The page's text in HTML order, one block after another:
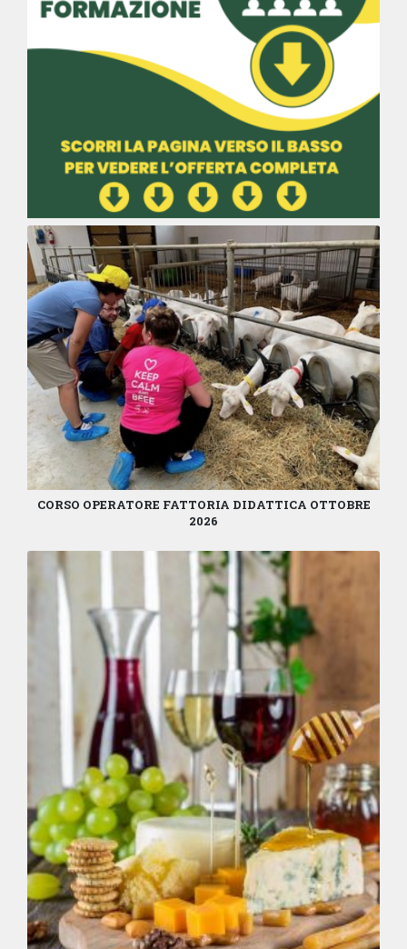
CORSO OPERATORE FATTORIA DIDATTICA OTTOBRE
2026